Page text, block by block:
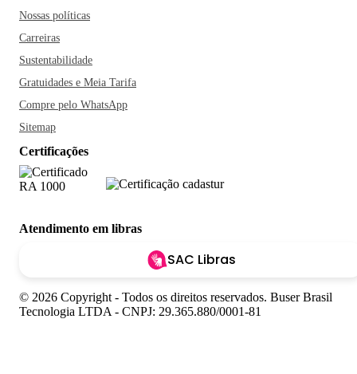
Nossas políticas
Carreiras
Sustentabilidade
Gratuidades e Meia Tarifa
Compre pelo WhatsApp
Sitemap
Certificações
Atendimento em libras
SAC Libras
© 2026 Copyright - Todos os direitos reservados. Buser Brasil
Tecnologia LTDA - CNPJ: 29.365.880/0001-81